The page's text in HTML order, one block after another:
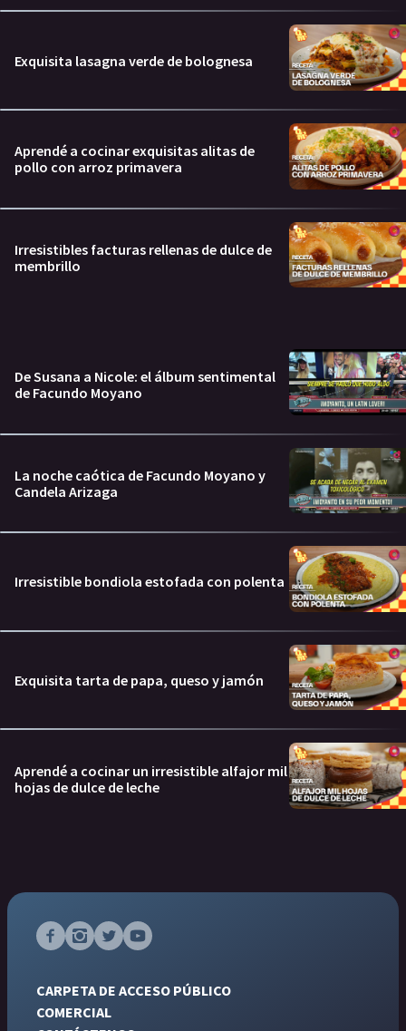
Exquisita lasagna verde de bolognesa
Aprendé a cocinar exquisitas alitas de
pollo con arroz primavera
Irresistibles facturas rellenas de dulce de
membrillo
De Susana a Nicole: el álbum sentimental
de Facundo Moyano
La noche caótica de Facundo Moyano y
Candela Arizaga
Irresistible bondiola estofada con polenta
Exquisita tarta de papa, queso y jamón
Aprendé a cocinar un irresistible alfajor mil
hojas de dulce de leche
CARPETA DE ACCESO PÚBLICO
COMERCIAL